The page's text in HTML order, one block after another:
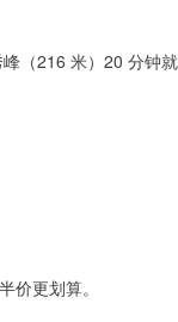
（216 米）20 分钟
价更划算。​